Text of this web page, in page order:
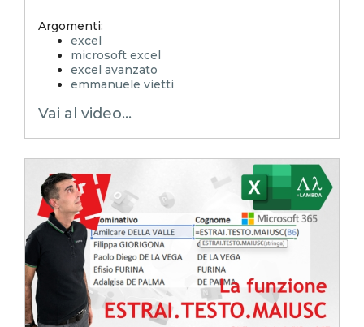
Argomenti:
excel
microsoft excel
excel avanzato
emmanuele vietti
excel tutorial ita
reporting in excel
Experta
xlsx
excel magico
excel facile
EXCELoltreognilimite
EXCELtrucchiesegreti
excel tips
excel tutorial italiano
funzione lambda
lambda
generaid
codici dinamici
Vai al video...